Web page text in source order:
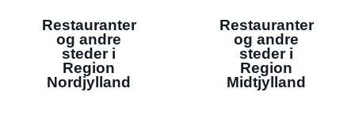
Restauranter
og andre
steder i
Region
Nordjylland
Restauranter
og andre
steder i
Region
Midtjylland